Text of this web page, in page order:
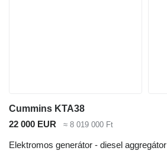
Cummins KTA38
22 000 EUR
≈ 8 019 000 Ft
Elektromos generátor - diesel aggregátor